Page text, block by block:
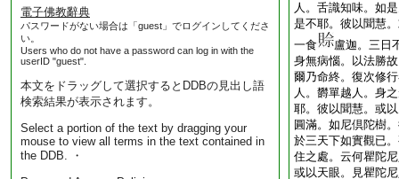
電子佛教辭典
パスワードがない場合は「guest」でログインしてくださ
い。
Users who do not have a password can log in with the
userID "guest".
本文をドラッグして選択するとDDBの見出し語
検索結果が表示されます。
Select a portion of the text by dragging your
mouse to view all terms in the text contained in
the DDB. ・
人。舌識知味。如
是不耶。彼以聞慧
一食
盧迦。三日
身無病惱。以法勝
爾乃命終。復次修
人。欝單越人。身
耶。彼以聞慧。或
圓滿。如尼倶陀樹
於三天下如實觀已
住之處。云何瞿陀
或以天眼。見瞿陀